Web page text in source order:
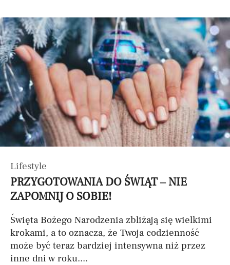
Lifestyle
PRZYGOTOWANIA DO ŚWIĄT – NIE
ZAPOMNIJ O SOBIE!
Święta Bożego Narodzenia zbliżają się wielkimi
krokami, a to oznacza, że Twoja codzienność
może być teraz bardziej intensywna niż przez
inne dni w roku....